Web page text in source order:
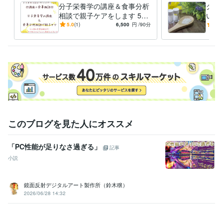
分子栄養学の講座＆食事分析
相談で親子ケアをします 5日
間の食事診断付き！2ステッ
気に
5.0(1) 6,500 円 /90分
クラ
いて
シカ
このブログを見た人にオススメ
「PC性能が足りなさ過ぎる」
記事
小説
鏡面反射デジタルアート製作所（鈴木穣）
2026/06/28 14:32